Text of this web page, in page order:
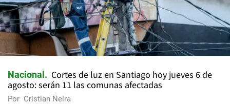
Nacional
Cortes de luz en Santiago hoy jueves 6 de
agosto: serán 11 las comunas afectadas
Por Cristian Neira